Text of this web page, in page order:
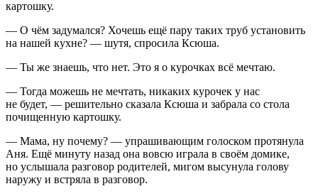
картошку.
— О чём задумался? Хочешь ещё пару таких труб установить
на нашей кухне? — шутя, спросила Ксюша.
— Ты же знаешь, что нет. Это я о курочках всё мечтаю.
— Тогда можешь не мечтать, никаких курочек у нас
не будет, — решительно сказала Ксюша и забрала со стола
почищенную картошку.
— Мама, ну почему? — упрашивающим голоском протянула
Аня. Ещё минуту назад она вовсю играла в своём домике,
но услышала разговор родителей, мигом высунула голову
наружу и встряла в разговор.